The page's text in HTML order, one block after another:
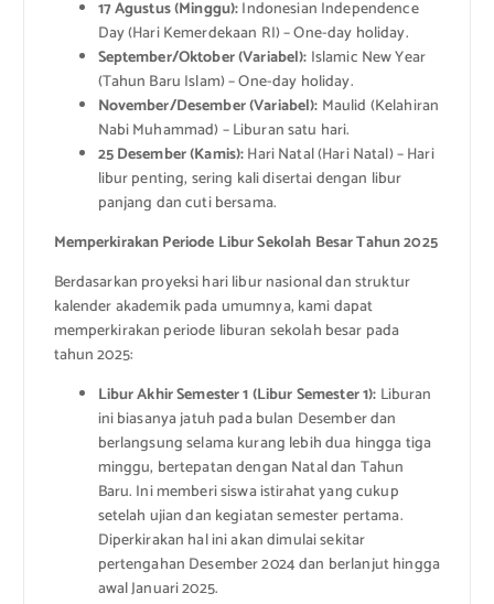
17 Agustus (Minggu):Indonesian Independence
Day (Hari Kemerdekaan RI) – One-day holiday.
September/Oktober (Variabel): Islamic New Year
(Tahun Baru Islam) – One-day holiday.
November/Desember (Variabel): Maulid (Kelahiran
Nabi Muhammad) – Liburan satu hari.
25 Desember (Kamis):Hari Natal (Hari Natal) – Hari
libur penting, sering kali disertai dengan libur
panjang dan cuti bersama.
Memperkirakan Periode Libur Sekolah Besar Tahun 2025
Berdasarkan proyeksi hari libur nasional dan struktur
kalender akademik pada umumnya, kami dapat
memperkirakan periode liburan sekolah besar pada
tahun 2025:
Libur Akhir Semester 1 (Libur Semester 1): Liburan
ini biasanya jatuh pada bulan Desember dan
berlangsung selama kurang lebih dua hingga tiga
minggu, bertepatan dengan Natal dan Tahun
Baru. Ini memberi siswa istirahat yang cukup
setelah ujian dan kegiatan semester pertama.
Diperkirakan hal ini akan dimulai sekitar
pertengahan Desember 2024 dan berlanjut hingga
awal Januari 2025.